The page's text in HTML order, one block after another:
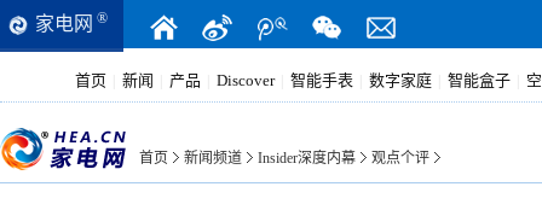
家电网 ®
首页 新闻 产品 Discover 智能手表 数字家庭 智能盒子
首页 新闻频道 Insider深度内幕 观点个评